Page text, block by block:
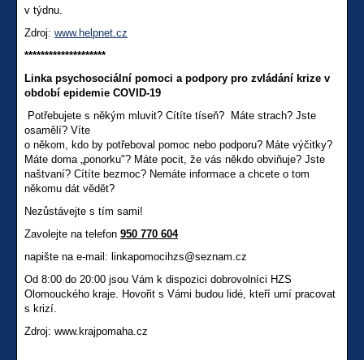
v týdnu.
Zdroj: www.helpnet.cz
********************
Linka psychosociální pomoci a podpory pro zvládání krize v
období epidemie COVID-19
Potřebujete s někým mluvit? Cítíte tíseň? Máte strach? Jste
osamělí? Víte
o někom, kdo by potřeboval pomoc nebo podporu? Máte výčitky?
Máte doma „ponorku"? Máte pocit, že vás někdo obviňuje? Jste
naštvaní? Cítíte bezmoc? Nemáte informace a chcete o tom
někomu dát vědět?
Nezůstávejte s tím sami!
Zavolejte na telefon 950 770 604
napište na e-mail: linkapomocihzs@seznam.cz
Od 8:00 do 20:00 jsou Vám k dispozici dobrovolníci HZS
Olomouckého kraje. Hovořit s Vámi budou lidé, kteří umí pracovat
s krizí.
Zdroj: www.krajpomaha.cz